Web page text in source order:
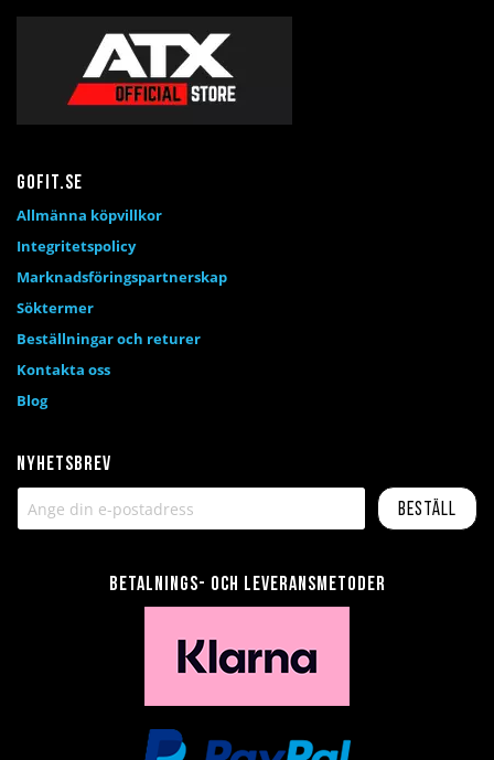
Nyhetsbrev
Beställ
Betalnings- och leveransmetoder
Gofit.se
Allmänna köpvillkor
Integritetspolicy
Marknadsföringspartnerskap
Söktermer
Beställningar och returer
Kontakta oss
Blog